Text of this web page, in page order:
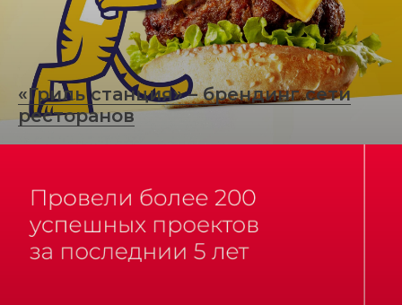
«Гриль станция» – брендинг сети
ресторанов